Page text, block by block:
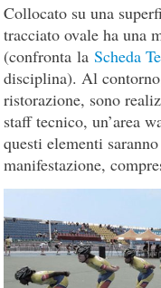
Collocato su una
tracciato ovale ha una
(confronta laScheda
disciplina). Al
ristorazione, sono
staff tecnico, un’area
questi elementi
manifestazione,